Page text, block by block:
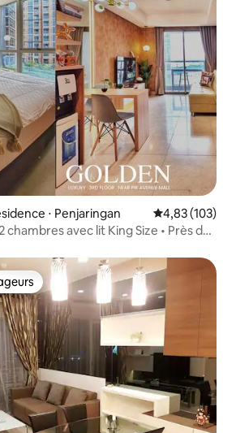
⋅ Penjaringan Évaluation
4,83 (103)
chambres avec lit King Size • Près du